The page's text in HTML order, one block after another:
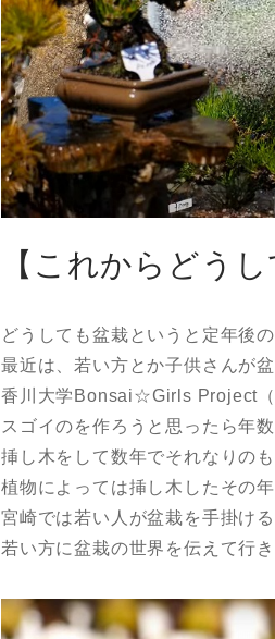
【これからどう
どうしても盆栽というと定年後
最近は、若い方とか子供さんが
香川大学Bonsai☆Girls Project（
スゴイのを作ろうと思ったら年
挿し木をして数年でそれなりの
植物によっては挿し木したその
宮崎では若い人が盆栽を手掛け
若い方に盆栽の世界を伝えて行